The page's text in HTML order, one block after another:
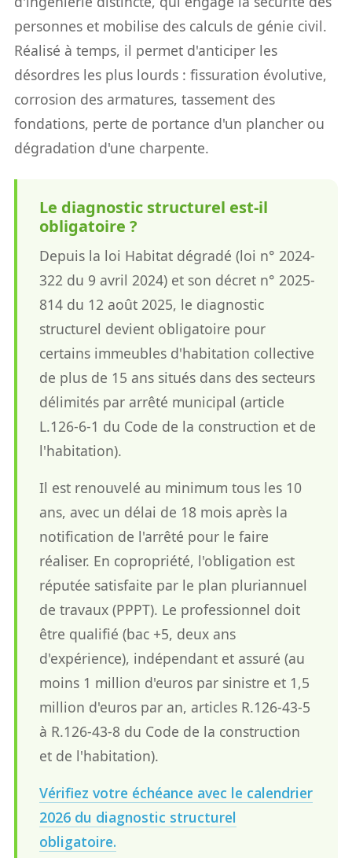
personnes et mobilise des calculs de génie civil.
Réalisé à temps, il permet d'anticiper les
désordres les plus lourds : fissuration évolutive,
corrosion des armatures, tassement des
fondations, perte de portance d'un plancher ou
dégradation d'une charpente.
Le diagnostic structurel est-il
obligatoire ?
Depuis la loi Habitat dégradé (loi n° 2024-
322 du 9 avril 2024) et son décret n° 2025-
814 du 12 août 2025, le diagnostic
structurel devient obligatoire pour
certains immeubles d'habitation collective
de plus de 15 ans situés dans des secteurs
délimités par arrêté municipal (article
L.126-6-1 du Code de la construction et de
l'habitation).
Il est renouvelé au minimum tous les 10
ans, avec un délai de 18 mois après la
notification de l'arrêté pour le faire
réaliser. En copropriété, l'obligation est
réputée satisfaite par le plan pluriannuel
de travaux (PPPT). Le professionnel doit
être qualifié (bac +5, deux ans
d'expérience), indépendant et assuré (au
moins 1 million d'euros par sinistre et 1,5
million d'euros par an, articles R.126-43-5
à R.126-43-8 du Code de la construction
et de l'habitation).
Vérifiez votre échéance avec le calendrier
2026 du diagnostic structurel
obligatoire.